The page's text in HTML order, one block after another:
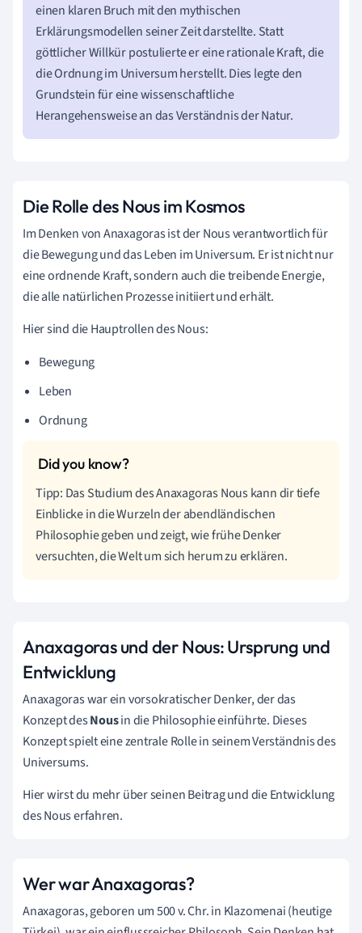
einen klaren Bruch mit den mythischen
Erklärungsmodellen seiner Zeit darstellte. Statt
göttlicher Willkür postulierte er eine rationale Kraft, die
die Ordnung im Universum herstellt. Dies legte den
Grundstein für eine wissenschaftliche
Herangehensweise an das Verständnis der Natur.
Die Rolle des Nous im Kosmos
Im Denken von Anaxagoras ist der Nous verantwortlich für
die Bewegung und das Leben im Universum. Er ist nicht nur
eine ordnende Kraft, sondern auch die treibende Energie,
die alle natürlichen Prozesse initiiert und erhält.
Hier sind die Hauptrollen des Nous:
Bewegung
Leben
Ordnung
Tipp: Das Studium des Anaxagoras Nous kann dir tiefe
Einblicke in die Wurzeln der abendländischen
Philosophie geben und zeigt, wie frühe Denker
versuchten, die Welt um sich herum zu erklären.
Anaxagoras und der Nous: Ursprung und
Entwicklung
Anaxagoras war ein vorsokratischer Denker, der das
Konzept desNousin die Philosophie einführte. Dieses
Konzept spielt eine zentrale Rolle in seinem Verständnis des
Universums.
Hier wirst du mehr über seinen Beitrag und die Entwicklung
des Nous erfahren.
Wer war Anaxagoras?
Anaxagoras, geboren um 500 v. Chr. in Klazomenai (heutige